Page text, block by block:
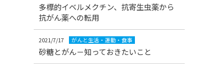
多標的イベルメクチン、抗寄生虫薬から
抗がん薬への転用
2021/7/17 がんと生活・運動・食事
砂糖とがん－知っておきたいこと